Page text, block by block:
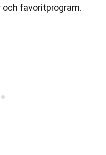
och favoritprogram.